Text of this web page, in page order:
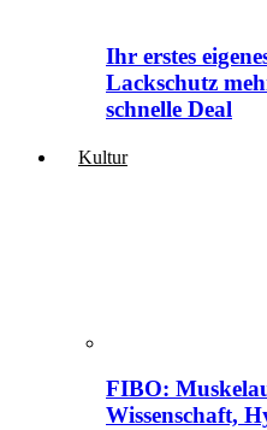
Ihr erstes
Lackschutz
schnelle Deal
Kultur
FIBO:
Wissenschaft,